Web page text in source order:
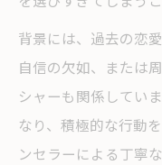
結婚相談
価法
婚活の壁を突
背景には、過去の恋
自信の欠如、または
シャーも関係してい
なり、積極的な行動
ンセラーによる丁寧